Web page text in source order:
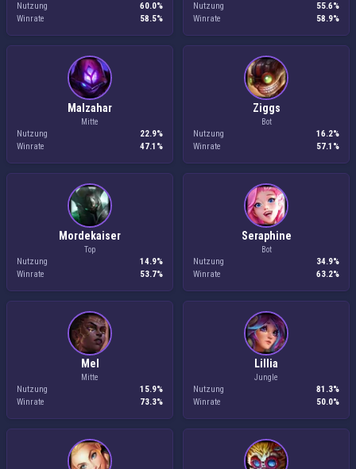
Nutzung
60.0%
Winrate
58.5%
Nutzung
55.6%
Winrate
58.9%
Malzahar
Mitte
Nutzung
22.9%
Winrate
47.1%
Ziggs
Bot
Nutzung
16.2%
Winrate
57.1%
Mordekaiser
Top
Nutzung
14.9%
Winrate
53.7%
Seraphine
Bot
Nutzung
34.9%
Winrate
63.2%
Mel
Mitte
Nutzung
15.9%
Winrate
73.3%
Lillia
Jungle
Nutzung
81.3%
Winrate
50.0%